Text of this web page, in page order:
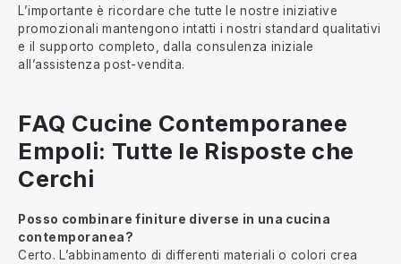
L’importante è ricordare che tutte le nostre iniziative
promozionali mantengono intatti i nostri standard qualitativi
e il supporto completo, dalla consulenza iniziale
all’assistenza post-vendita.
FAQ Cucine Contemporanee
Empoli: Tutte le Risposte che
Cerchi
Posso combinare finiture diverse in una cucina
contemporanea?
Certo. L’abbinamento di differenti materiali o colori crea